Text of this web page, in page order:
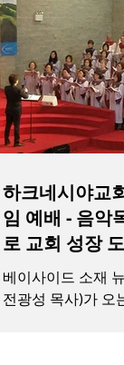
하크네시야교
임 예배 - 음악목회 통한 사역 전문화
로 교회 성장
베이사이드 소재
전광성 목사)가 오